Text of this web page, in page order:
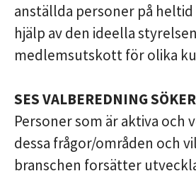
anställda personer på
hjälp av den ideella
medlemsutskott för olika
SES VALBEREDNING
Personer som är aktiva och
dessa frågor/områden och
branschen forsätter